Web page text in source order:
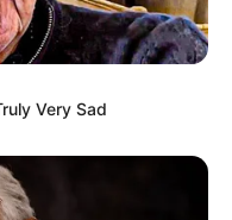
Very Sad